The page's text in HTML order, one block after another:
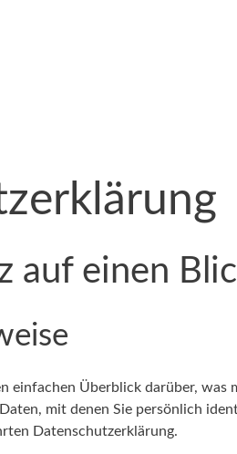
auf einen
einfachen Überblick darüber,
mit denen Sie persönlich
Datenschutzerklärung.